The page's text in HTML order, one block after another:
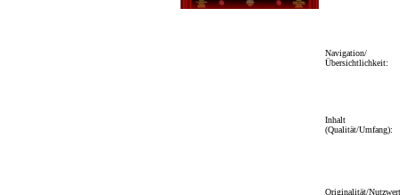
Navigation/
Übersichtlichkeit:
Inhalt
(Qualität/Umfang):
Originalität/